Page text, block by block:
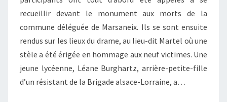
recueillir devant le monument aux morts de la
commune déléguée de Marsaneix. Ils se sont ensuite
rendus sur les lieux du drame, au lieu-dit Martel où une
stèle a été érigée en hommage aux neuf victimes. Une
jeune lycéenne, Léane Burghartz, arrière-petite-fille
d’un résistant de la Brigade alsace-Lorraine, a…